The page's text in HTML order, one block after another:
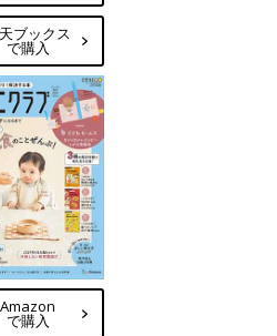
ブックス
で購入
Amazon
で購入